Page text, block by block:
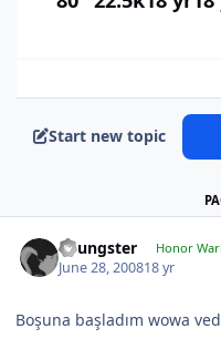
Start new topic
Youngster Honor
June 28, 200818 yr
Boşuna başladım wowa